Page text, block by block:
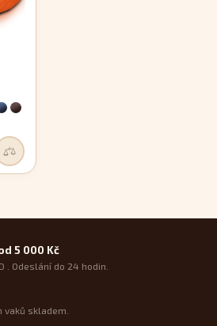
5 000 Kč
. Odeslání do 24 hodin.
vaků skladem.